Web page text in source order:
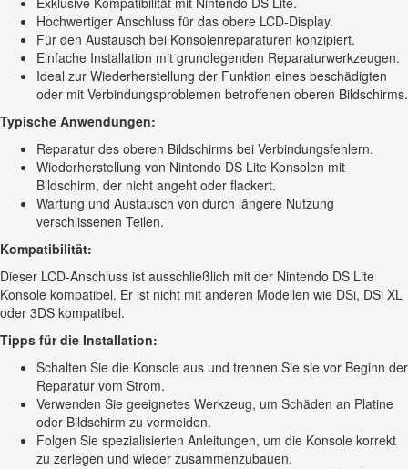
Hochwertiger Anschluss für das obere LCD-Display.
Für den Austausch bei Konsolenreparaturen konzipiert.
Einfache Installation mit grundlegenden Reparaturwerkzeugen.
Ideal zur Wiederherstellung der Funktion eines beschädigten
oder mit Verbindungsproblemen betroffenen oberen Bildschirms.
Typische Anwendungen:
Reparatur des oberen Bildschirms bei Verbindungsfehlern.
Wiederherstellung von Nintendo DS Lite Konsolen mit
Bildschirm, der nicht angeht oder flackert.
Wartung und Austausch von durch längere Nutzung
verschlissenen Teilen.
Kompatibilität:
Dieser LCD-Anschluss ist ausschließlich mit der Nintendo DS Lite
Konsole kompatibel. Er ist nicht mit anderen Modellen wie DSi, DSi XL
oder 3DS kompatibel.
Tipps für die Installation:
Schalten Sie die Konsole aus und trennen Sie sie vor Beginn der
Reparatur vom Strom.
Verwenden Sie geeignetes Werkzeug, um Schäden an Platine
oder Bildschirm zu vermeiden.
Folgen Sie spezialisierten Anleitungen, um die Konsole korrekt
zu zerlegen und wieder zusammenzubauen.